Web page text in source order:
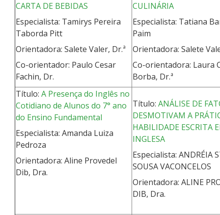
CARTA DE BEBIDAS
Especialista: Tamirys Pereira
Taborda Pitt
Orientadora: Salete Valer, Dr.ª
Co-orientador: Paulo Cesar
Fachin, Dr.
CULINÁRIA
Especialista: Tatiana
Paim
Orientadora: Salete
Co-orientadora: Laura
Borba, Dr.ª
Título: A Presença do Inglês no
Cotidiano de Alunos do 7° ano
do Ensino Fundamental
Especialista: Amanda Luiza
Pedroza
Orientadora: Aline Provedel
Dib, Dra.
Título: ANÁLISE DE
DESMOTIVAM A
HABILIDADE ESCRITA
INGLESA
Especialista: ANDRÉIA
SOUSA VACONCELOS
Orientadora: ALINE
DIB, Dra.